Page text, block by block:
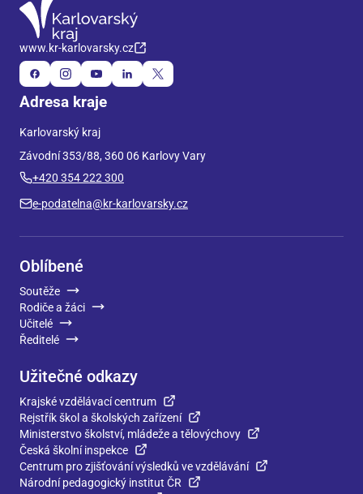
www.kr-karlovarsky.cz
Adresa kraje
Karlovarský kraj
Závodní 353/88, 360 06 Karlovy Vary
+420 354 222 300
e-podatelna@kr-karlovarsky.cz
Oblíbené
Soutěže
Rodiče a žáci
Učitelé
Ředitelé
Užitečné odkazy
Krajské vzdělávací centrum
Rejstřík škol a školských zařízení
Ministerstvo školství, mládeže a tělovýchovy
Česká školní inspekce
Centrum pro zjišťování výsledků ve vzdělávání
Národní pedagogický institut ČR